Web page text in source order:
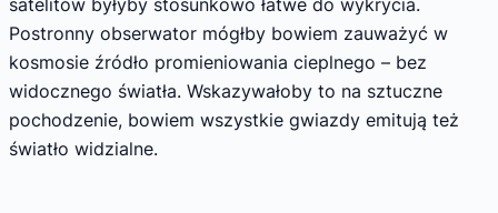
satelitów byłyby stosunkowo łatwe do wykrycia.
Postronny obserwator mógłby bowiem zauważyć w
kosmosie źródło promieniowania cieplnego – bez
widocznego światła. Wskazywałoby to na sztuczne
pochodzenie, bowiem wszystkie gwiazdy emitują też
światło widzialne.